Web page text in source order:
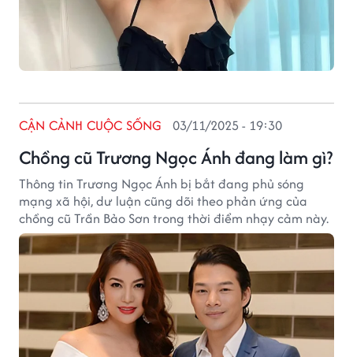
Chồng cũ Trương Ngọc Ánh đang làm gì?
CẬN CẢNH CUỘC SỐNG 03/11/2025 - 19:30
Thông tin Trương Ngọc Ánh bị bắt đang phủ sóng
mạng xã hội, dư luận cũng dõi theo phản ứng của
chồng cũ Trần Bảo Sơn trong thời điểm nhạy cảm này.